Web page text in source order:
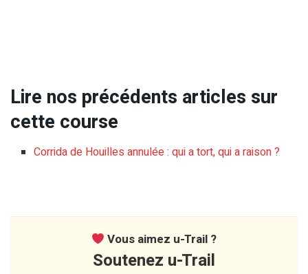
Lire nos précédents articles sur
cette course
Corrida de Houilles annulée : qui a tort, qui a raison ?
Vous aimez u-Trail ?
Soutenez u-Trail